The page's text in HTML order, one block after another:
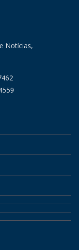
Notícias,